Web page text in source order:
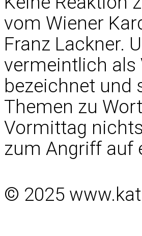
vom Wiener
Franz Lackner.
vermeintlich als
bezeichnet und
Themen zu
Vormittag
zum Angriff auf
© 2025